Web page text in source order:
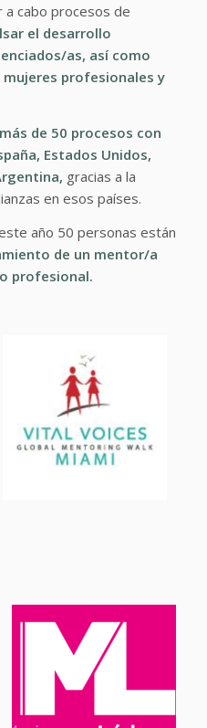
a cabo procesos de
el desarrollo
as, así como
profesionales y
más de 50 procesos con
Estados Unidos,
gracias a la
en esos países.
año 50 personas están
de un mentor/a
profesional.